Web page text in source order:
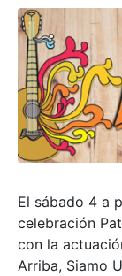
El sábado 4 a
celebración
con la
Arriba, Siamo